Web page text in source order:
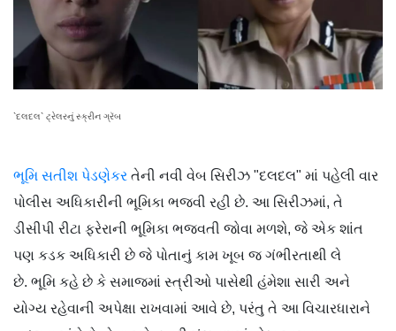
`દલદલ` ટ્રેલરનું સ્ક્રીન ગ્રૅબ
ભૂમિ સતીશ પેડણેકર તેની નવી વેબ સિરીઝ "દલદલ" માં પહેલી વાર
પોલીસ અધિકારીની ભૂમિકા ભજવી રહી છે. આ સિરીઝમાં, તે
ડીસીપી રીટા ફરેરાની ભૂમિકા ભજવતી જોવા મળશે, જે એક શાંત
પણ કડક અધિકારી છે જે પોતાનું કામ ખૂબ જ ગંભીરતાથી લે
છે. ભૂમિ કહે છે કે સમાજમાં સ્ત્રીઓ પાસેથી હંમેશા સારી અને
યોગ્ય રહેવાની અપેક્ષા રાખવામાં આવે છે, પરંતુ તે આ વિચારધારાને